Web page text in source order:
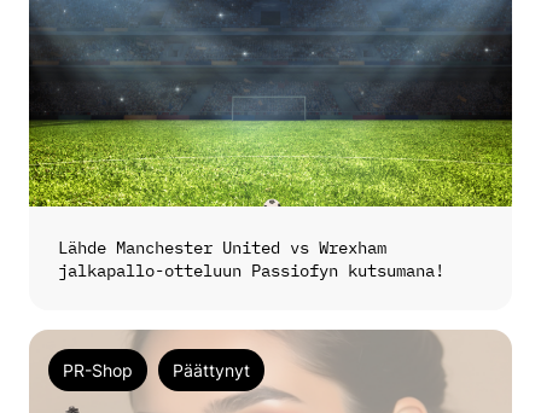
Lähde Manchester United vs Wrexham
jalkapallo-otteluun Passiofyn kutsumana!
PR-Shop Päättynyt